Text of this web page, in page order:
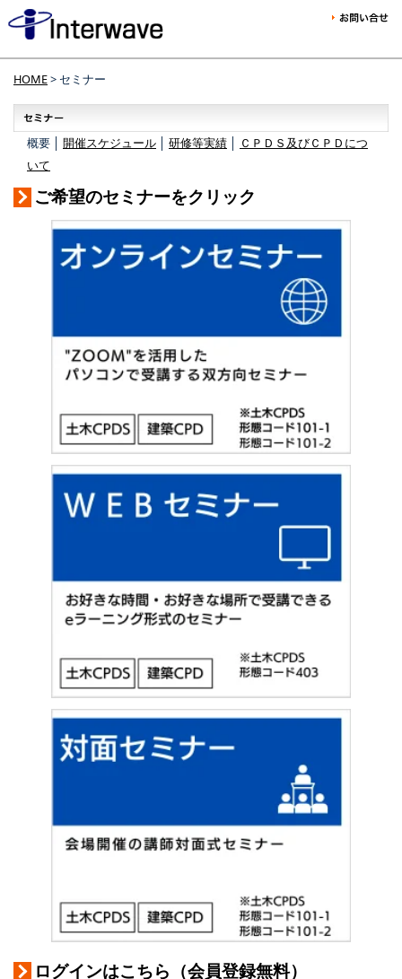
HOME> セミナー
概要 │ 開催スケジュール 研修等実績
ＣＰＤＳ及びＣＰＤにつ
いて
ご希望のセミナーをクリック
ログインはこちら（会員登録無料）